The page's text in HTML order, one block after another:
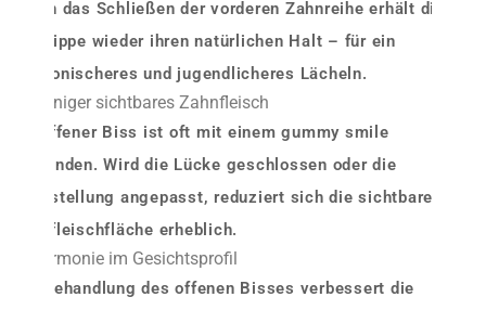
Durch das Schließen der vorderen Zahnreihe erhält die
Oberlippe wieder ihren natürlichen Halt – für ein
harmonischeres und jugendlicheres Lächeln.
2. Weniger sichtbares Zahnfleisch
Ein offener Biss ist oft mit einemgummy smile
verbunden. Wird die Lücke geschlossen oder die
Zahnstellung angepasst, reduziert sich die sichtbare
Zahnfleischfläche erheblich.
3. Harmonie im Gesichtsprofil
Die Behandlung des offenen Bisses verbessert die